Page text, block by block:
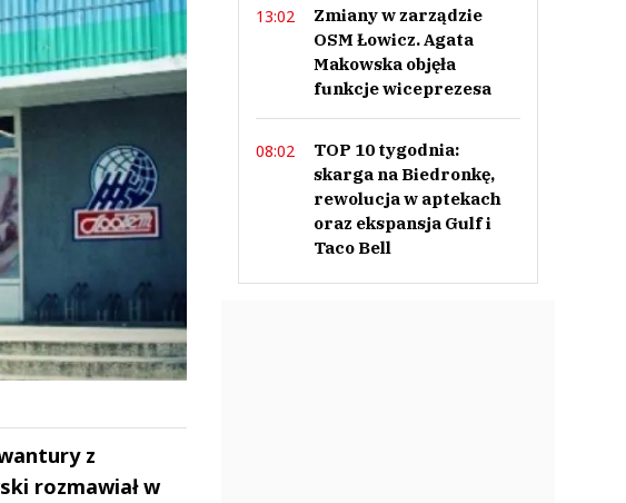
z
rozmawiał w
13:02
Zmiany w zarządzie
OSM Łowicz. Agata
Makowska objęła
funkcje wiceprezesa
08:02
TOP 10 tygodnia:
skarga na Biedronkę,
rewolucja w aptekach
oraz ekspansja Gulf i
Taco Bell